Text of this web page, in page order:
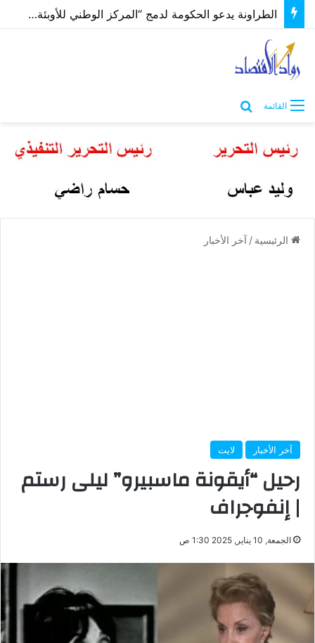
الطراونة يدعو الحكومة لدمج “المركز الوطني للأوبئة” بوزارة الصحة لتوحيد الجهود وإنهاء الازدواجية
القائمة
الرئيسية / آخر الأخبار
آخر الأخبار لايت
رحيل “أيقونة ماسبيرو” ليلى رستم
| إنفوجراف
الجمعة, 10 يناير, 2025 1:30 ص